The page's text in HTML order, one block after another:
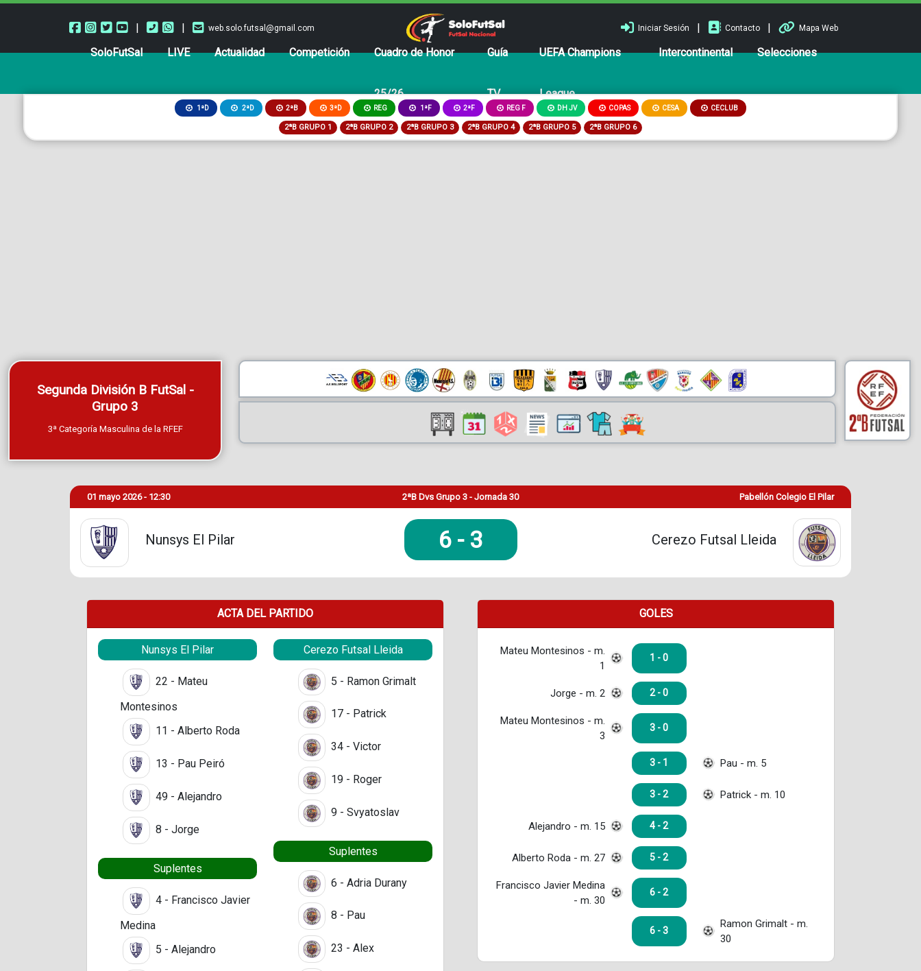
| | web.solo.futsal@gmail.com Iniciar Sesión | Contacto | Mapa Web
SoloFutSal LIVE Actualidad Competición Cuadro de Honor
25/26
Guía
TV
UEFA Champions
League
Intercontinental Selecciones
1ªD 2ªD 2ªB 3ªD REG 1ªF 2ªF REG F DH JV COPAS CESA CECLUB
2ªB GRUPO 1 2ªB GRUPO 2 2ªB GRUPO 3 2ªB GRUPO 4 2ªB GRUPO 5 2ªB GRUPO 6
Segunda División B FutSal -
Grupo 3
3ª Categoría Masculina de la RFEF
01 mayo 2026 - 12:30 2ªB Dvs Grupo 3 - Jornada 30 Pabellón Colegio El Pilar
Nunsys El Pilar 6 - 3 Cerezo Futsal Lleida
ACTA DEL PARTIDO
Nunsys El Pilar
22 - Mateu
Montesinos
11 - Alberto Roda
13 - Pau Peiró
49 - Alejandro
8 - Jorge
Suplentes
4 - Francisco Javier
Medina
5 - Alejandro
Cerezo Futsal Lleida
5 - Ramon Grimalt
17 - Patrick
34 - Victor
19 - Roger
9 - Svyatoslav
Suplentes
6 - Adria Durany
8 - Pau
23 - Alex
GOLES
Mateu Montesinos - m.
1
1 - 0
Jorge - m. 2 2 - 0
Mateu Montesinos - m.
3
3 - 0
3 - 1 Pau - m. 5
3 - 2 Patrick - m. 10
Alejandro - m. 15 4 - 2
Alberto Roda - m. 27 5 - 2
Francisco Javier Medina
- m. 30
6 - 2
6 - 3
Ramon Grimalt - m.
30